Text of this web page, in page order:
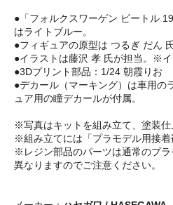
●「フォルクスワーゲン ビートル
はライトブルー。
●フィギュアの原型は つるぎ だん
●イラストは藤沢 孝 氏が担当。※イ
●3Dプリント部品：1/24 朝霞りお
●デカール（マーキング）は車用の
ュア用の瞳デカールが付属。
※写真はキットを組み立て、塗装仕
※組み立てには「プラモデル用接着
※レジン部品のパーツは通常のプ
異なりますのでご注意ください。